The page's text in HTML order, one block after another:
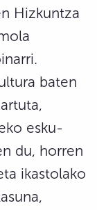
Hizkuntza
baten
esku-
du, horren
ikastolako